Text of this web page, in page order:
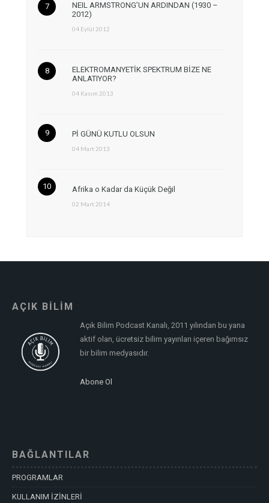
NEIL ARMSTRONG’UN ARDINDAN (1930 –
2012)
04 Eylül 2012
ELEKTROMANYETİK SPEKTRUM BİZE NE
ANLATIYOR?
04 Kasım 2013
Pİ GÜNÜ KUTLU OLSUN
04 Mart 2013
Afrika o Kadar da Küçük Değil
02 Mart 2014
AÇIK BİLİM
Açık Bilim Podcast Kanalı, 2011 yılından bu yana
aktif olan, ücretsiz bilim yayınları içeren bağımsız
bir bilim medyasıdır.
Abone Ol
BAĞLANTILAR
PROGRAMLAR
KULLANIM İZİNLERİ